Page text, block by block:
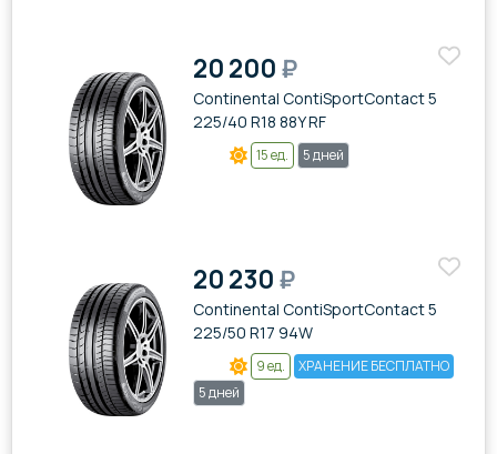
20 200₽
Continental ContiSportContact 5
225/40 R18 88Y RF
15 ед. 5 дней
20 230₽
Continental ContiSportContact 5
225/50 R17 94W
9 ед.
ХРАНЕНИЕ БЕСПЛАТНО
5 дней